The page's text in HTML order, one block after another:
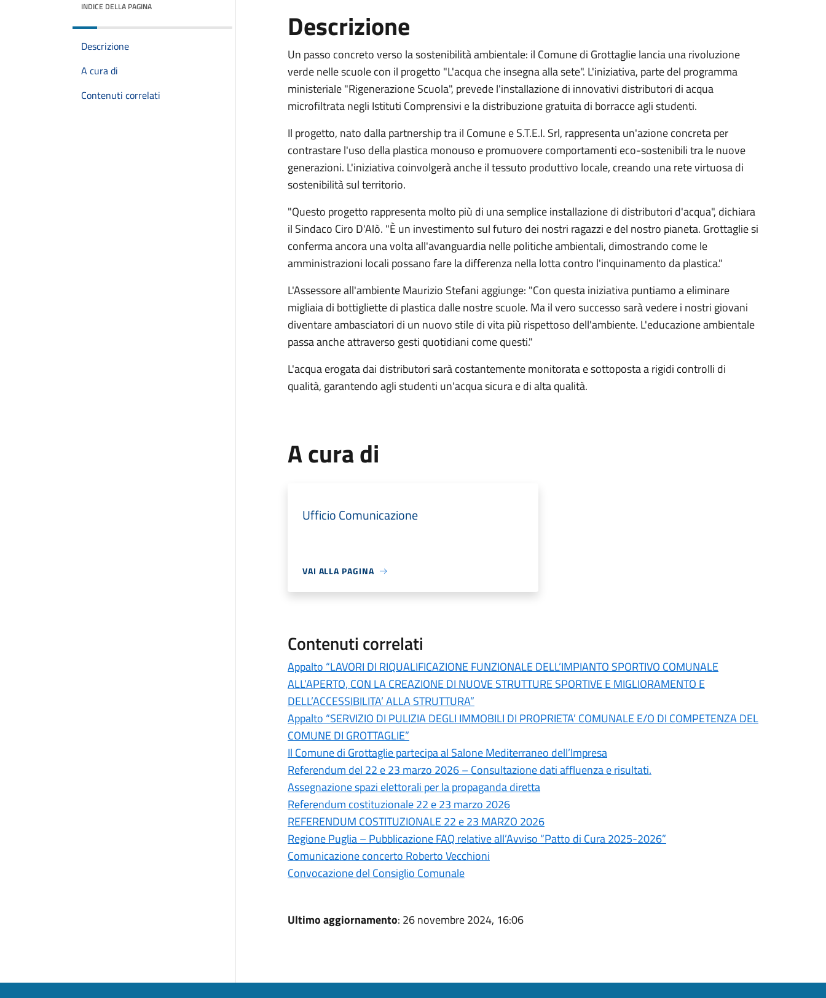
INDICE DELLA PAGINA
Descrizione
A cura di
Contenuti correlati
Descrizione
Un passo concreto verso la sostenibilità ambientale: il Comune di Grottaglie lancia una rivoluzione
verde nelle scuole con il progetto "L'acqua che insegna alla sete". L'iniziativa, parte del programma
ministeriale "Rigenerazione Scuola", prevede l'installazione di innovativi distributori di acqua
microfiltrata negli Istituti Comprensivi e la distribuzione gratuita di borracce agli studenti.
Il progetto, nato dalla partnership tra il Comune e S.T.E.I. Srl, rappresenta un'azione concreta per
contrastare l'uso della plastica monouso e promuovere comportamenti eco-sostenibili tra le nuove
generazioni. L'iniziativa coinvolgerà anche il tessuto produttivo locale, creando una rete virtuosa di
sostenibilità sul territorio.
"Questo progetto rappresenta molto più di una semplice installazione di distributori d'acqua", dichiara
il Sindaco Ciro D'Alò. "È un investimento sul futuro dei nostri ragazzi e del nostro pianeta. Grottaglie si
conferma ancora una volta all'avanguardia nelle politiche ambientali, dimostrando come le
amministrazioni locali possano fare la differenza nella lotta contro l'inquinamento da plastica."
L'Assessore all'ambiente Maurizio Stefani aggiunge: "Con questa iniziativa puntiamo a eliminare
migliaia di bottigliette di plastica dalle nostre scuole. Ma il vero successo sarà vedere i nostri giovani
diventare ambasciatori di un nuovo stile di vita più rispettoso dell'ambiente. L'educazione ambientale
passa anche attraverso gesti quotidiani come questi."
L'acqua erogata dai distributori sarà costantemente monitorata e sottoposta a rigidi controlli di
qualità, garantendo agli studenti un'acqua sicura e di alta qualità.
A cura di
Ufficio Comunicazione
VAI ALLA PAGINA
Contenuti correlati
Appalto “LAVORI DI RIQUALIFICAZIONE FUNZIONALE DELL’IMPIANTO SPORTIVO COMUNALE
ALL’APERTO, CON LA CREAZIONE DI NUOVE STRUTTURE SPORTIVE E MIGLIORAMENTO E
DELL’ACCESSIBILITA’ ALLA STRUTTURA”
Appalto “SERVIZIO DI PULIZIA DEGLI IMMOBILI DI PROPRIETA’ COMUNALE E/O DI COMPETENZA DEL
COMUNE DI GROTTAGLIE”
Il Comune di Grottaglie partecipa al Salone Mediterraneo dell’Impresa
Referendum del 22 e 23 marzo 2026 – Consultazione dati affluenza e risultati.
Assegnazione spazi elettorali per la propaganda diretta
Referendum costituzionale 22 e 23 marzo 2026
REFERENDUM COSTITUZIONALE 22 e 23 MARZO 2026
Regione Puglia – Pubblicazione FAQ relative all’Avviso “Patto di Cura 2025-2026”
Comunicazione concerto Roberto Vecchioni
Convocazione del Consiglio Comunale
Ultimo aggiornamento: 26 novembre 2024, 16:06